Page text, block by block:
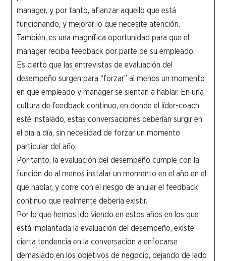
manager, y por tanto, afianzar aquello que está
funcionando, y mejorar lo que necesite atención.
También, es una magnífica oportunidad para que el
manager reciba feedback por parte de su empleado.
Es cierto que las entrevistas de evaluación del
desempeño surgen para “forzar” al menos un momento
en que empleado y manager se sientan a hablar. En una
cultura de feedback continuo, en donde el líder-coach
esté instalado, estas conversaciones deberían surgir en
el día a día, sin necesidad de forzar un momento
particular del año.
Por tanto, la evaluación del desempeño cumple con la
función de al menos instalar un momento en el año en el
que hablar, y corre con el riesgo de anular el feedback
continuo que realmente debería existir.
Por lo que hemos ido viendo en estos años en los que
está implantada la evaluación del desempeño, existe
cierta tendencia en la conversación a enfocarse
demasiado en los objetivos de negocio, dejando de lado